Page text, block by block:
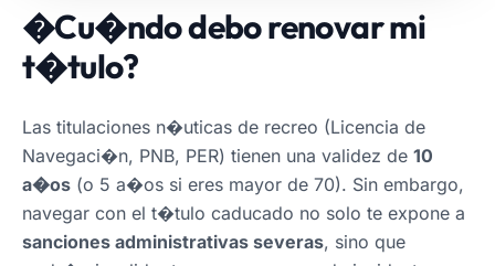
�Cu�ndo debo renovar mi
t�tulo?
Las titulaciones n�uticas de recreo (Licencia de
Navegaci�n, PNB, PER) tienen una validez de 10
a�os (o 5 a�os si eres mayor de 70). Sin embargo,
navegar con el t�tulo caducado no solo te expone a
sanciones administrativas severas, sino que